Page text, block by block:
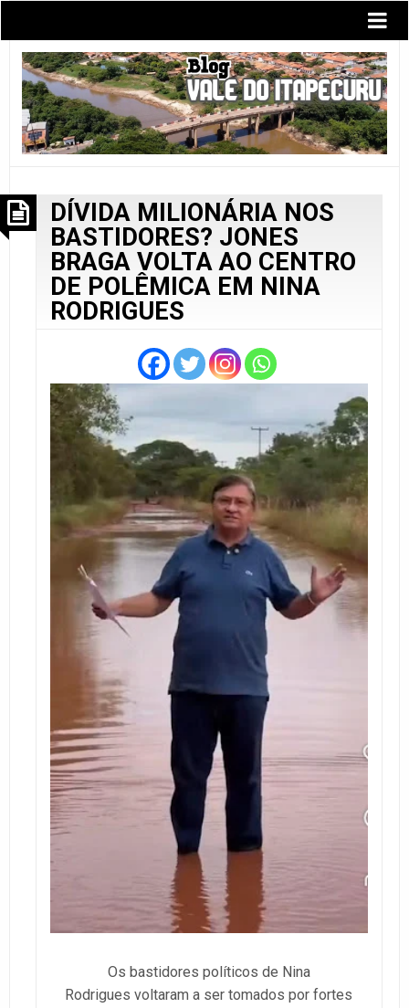
DÍVIDA MILIONÁRIA NOS
BASTIDORES? JONES
BRAGA VOLTA AO CENTRO
DE POLÊMICA EM NINA
RODRIGUES
Os bastidores políticos de Nina
Rodrigues voltaram a ser tomados por fortes